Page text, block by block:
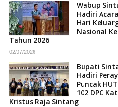
Wabup
Hadiri
Hari
Nasional
Tahun 2026
02/07/2026
Bupati
Hadiri
Puncak
102 DPC
Kristus Raja Sintang